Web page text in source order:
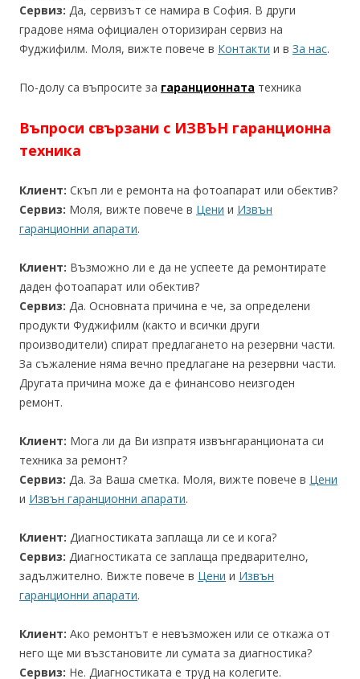
Сервиз: Да, сервизът се намира в София. В други
градове няма официален оторизиран сервиз на
Фуджифилм. Моля, вижте повече в Контакти и в За нас.
По-долу са въпросите за гаранционната техника
Въпроси свързани с ИЗВЪН гаранционна
техника
Клиент: Скъп ли е ремонта на фотоапарат или обектив?
Сервиз: Моля, вижте повече в Цени и Извън
гаранционни апарати.
Клиент: Възможно ли е да не успеете да ремонтирате
даден фотоапарат или обектив?
Сервиз: Да. Основната причина е че, за определени
продукти Фуджифилм (както и всички други
производители) спират предлагането на резервни части.
За съжаление няма вечно предлагане на резервни части.
Другата причина може да е финансово неизгоден
ремонт.
Клиент: Мога ли да Ви изпратя извънгаранционата си
техника за ремонт?
Сервиз: Да. За Ваша сметка. Моля, вижте повече в Цени
и Извън гаранционни апарати.
Клиент: Диагностиката заплаща ли се и кога?
Сервиз: Диагностиката се заплаща предварително,
задължително. Вижте повече в Цени и Извън
гаранционни апарати.
Клиент: Ако ремонтът е невъзможен или се откажа от
него ще ми възстановите ли сумата за диагностика?
Сервиз: Не. Диагностиката е труд на колегите.